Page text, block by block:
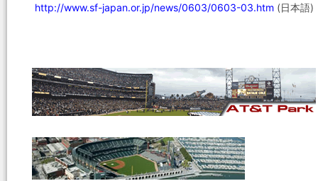
http://www.sf-japan.or.jp/news/0603/0603-03.htm (日本語)